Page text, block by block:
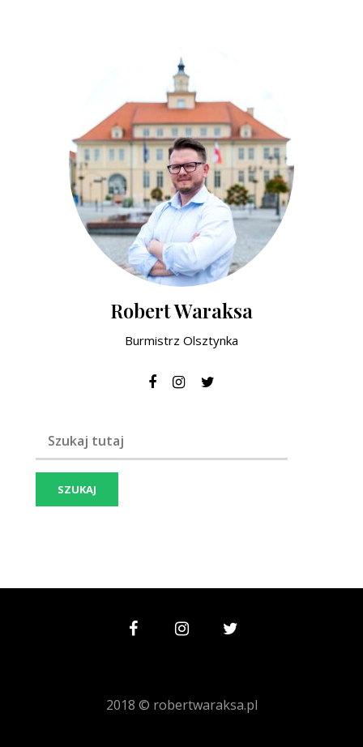
Robert Waraksa
Burmistrz Olsztynka
Szukaj frazy:
2018 © robertwaraksa.pl